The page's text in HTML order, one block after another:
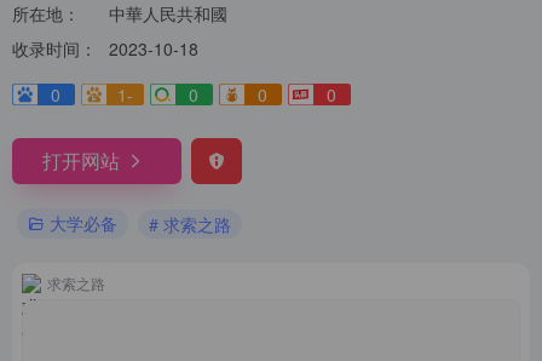
所在地：
中華人民共和國
收录时间：
2023-10-18
0
1- 0 0 0
打开网站
大学必备 # 求索之路
求索之路